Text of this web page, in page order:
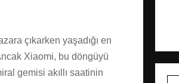
çıkarken yaşadığı en
Xiaomi, bu döngüyü
gemisi akıllı saatinin